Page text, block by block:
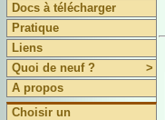
Docs à télécharger
Pratique
Liens
Quoi de neuf ?
>
A propos
Choisir un